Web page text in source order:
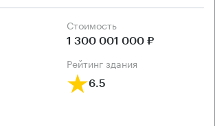
Cтоимость
1 300 001 000 ₽
рейтинг здания
6.5